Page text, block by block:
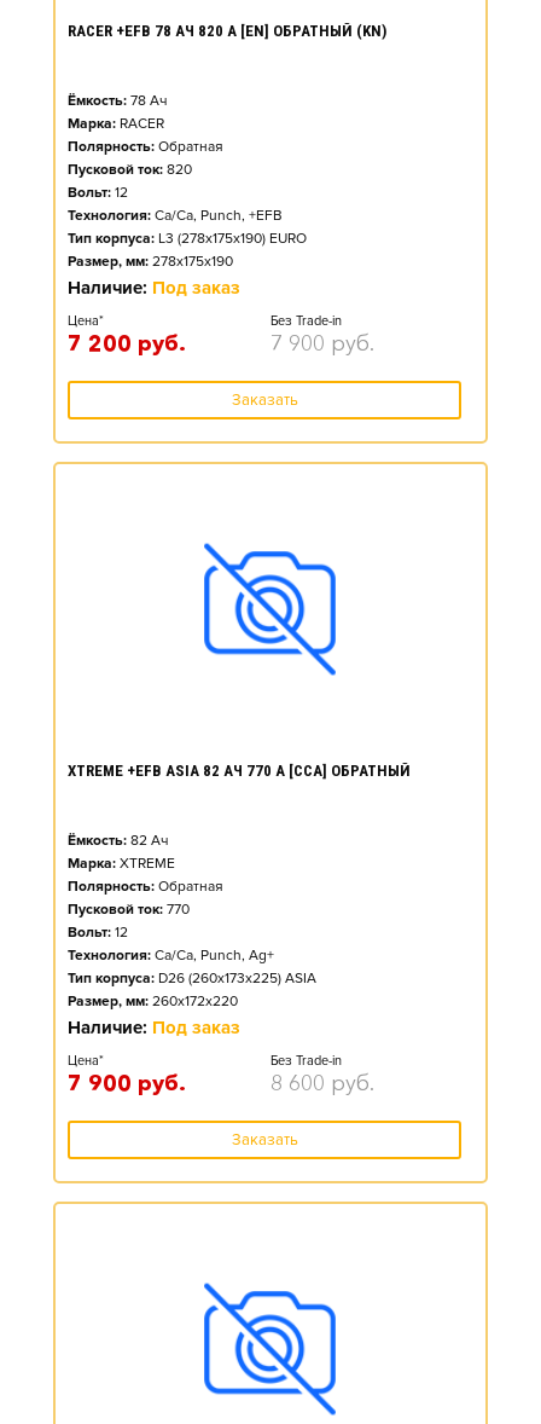
RACER +EFB 78 АЧ 820 А [EN] ОБРАТНЫЙ (KN)
Ёмкость: 78 Ач
Марка: RACER
Полярность: Обратная
Пусковой ток: 820
Вольт: 12
Технология: Ca/Ca, Punch, +EFB
Тип корпуса: L3 (278x175x190) EURO
Размер, мм: 278x175x190
Наличие: Под заказ
Цена*
7 200 руб.
Без Trade-in
7 900 руб.
Заказать
XTREME +EFB ASIA 82 АЧ 770 А [CCA] ОБРАТНЫЙ
Ёмкость: 82 Ач
Марка: XTREME
Полярность: Обратная
Пусковой ток: 770
Вольт: 12
Технология: Ca/Ca, Punch, Ag+
Тип корпуса: D26 (260x173x225) ASIA
Размер, мм: 260x172x220
Наличие: Под заказ
Цена*
7 900 руб.
Без Trade-in
8 600 руб.
Заказать